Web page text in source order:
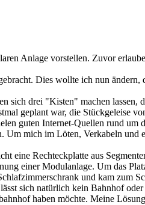
Anlage vorstellen. Zuvor
Dies wollte ich nun ändern,
sich drei "Kisten" machen lassen,
geplant war, die Stückgeleise
guten Internet-Quellen rund um
Um mich im Löten, Verkabeln und
eine Rechteckplatte aus
einer Modulanlage. Um das
und kam zum
sich natürlich kein Bahnhof
haben möchte. Meine